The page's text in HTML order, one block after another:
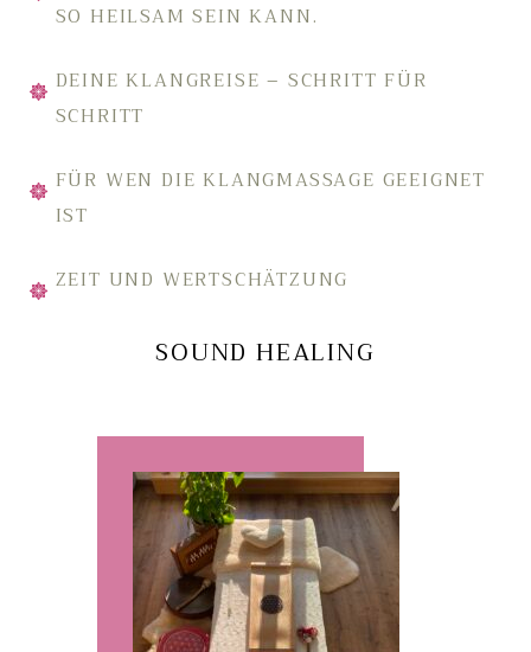
SO HEILSAM SEIN KANN.
DEINE KLANGREISE – SCHRITT FÜR
SCHRITT
FÜR WEN DIE KLANGMASSAGE GEEIGNET
IST
ZEIT UND WERTSCHÄTZUNG
SOUND HEALING